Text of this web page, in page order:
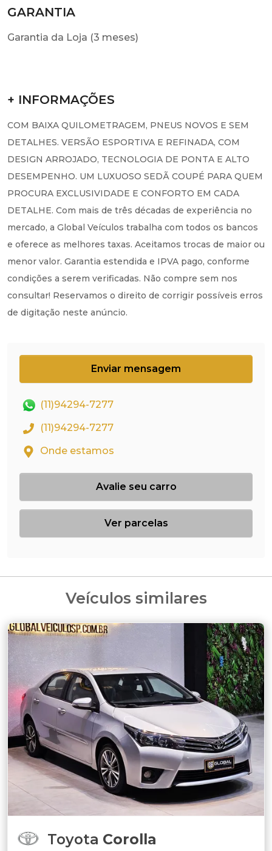
GARANTIA
Garantia da Loja (3 meses)
+ INFORMAÇÕES
COM BAIXA QUILOMETRAGEM, PNEUS NOVOS E SEM
DETALHES. VERSÃO ESPORTIVA E REFINADA, COM
DESIGN ARROJADO, TECNOLOGIA DE PONTA E ALTO
DESEMPENHO. UM LUXUOSO SEDÃ COUPÉ PARA QUEM
PROCURA EXCLUSIVIDADE E CONFORTO EM CADA
DETALHE. Com mais de três décadas de experiência no
mercado, a Global Veículos trabalha com todos os bancos
e oferece as melhores taxas. Aceitamos trocas de maior ou
menor valor. Garantia estendida e IPVA pago, conforme
condições a serem verificadas. Não compre sem nos
consultar! Reservamos o direito de corrigir possíveis erros
de digitação neste anúncio.
Enviar mensagem
(11)94294-7277
(11)94294-7277
Onde estamos
Avalie seu carro
Ver parcelas
Veículos similares
Toyota Corolla